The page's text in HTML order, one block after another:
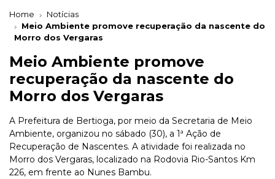
Home
Notícias
Meio Ambiente promove recuperação da nascente do
Morro dos Vergaras
Meio Ambiente promove
recuperação da nascente do
Morro dos Vergaras
A Prefeitura de Bertioga, por meio da Secretaria de Meio
Ambiente, organizou no sábado (30), a 1ª Ação de
Recuperação de Nascentes. A atividade foi realizada no
Morro dos Vergaras, localizado na Rodovia Rio-Santos Km
226, em frente ao Nunes Bambu.